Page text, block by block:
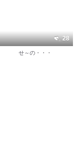
28
せ～の・・・